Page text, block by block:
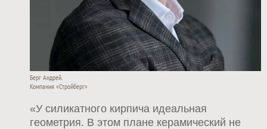
Берг Андрей.
Компания «Стройберг»
«У силикатного кирпича идеальная
геометрия. В этом плане керамический не